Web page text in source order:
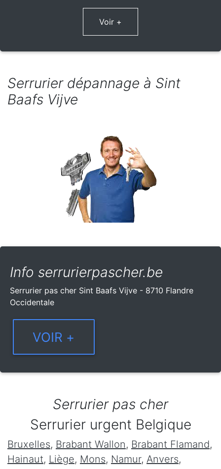
Voir +
Serrurier dépannage à Sint
Baafs Vijve
Info serrurierpascher.be
Serrurier pas cher Sint Baafs Vijve - 8710 Flandre
Occidentale
Serrurier pas cher
Serrurier urgent Belgique
Bruxelles, Brabant Wallon, Brabant Flamand,
Hainaut, Liège, Mons, Namur, Anvers,